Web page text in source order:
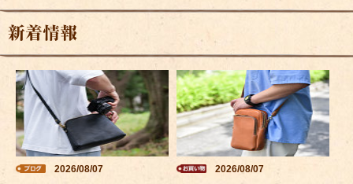
新着情報
2026/08/07 2026/08/07